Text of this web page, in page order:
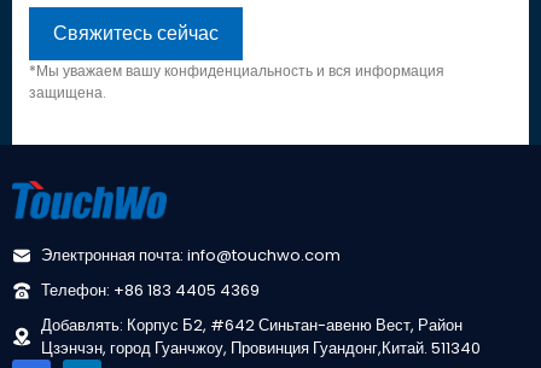
*Мы уважаем вашу конфиденциальность и вся информация
защищена.
Электронная почта: info@touchwo.com
Телефон: +86 183 4405 4369
Добавлять: Корпус Б2, #642 Синьтан-авеню Вест, Район
Цзэнчэн, город Гуанчжоу, Провинция Гуандонг,Китай. 511340